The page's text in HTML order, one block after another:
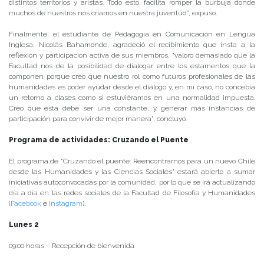
distintos territorios y aristas. Todo esto, facilita romper la burbuja donde
muchos de nuestros nos criamos en nuestra juventud”, expuso.
Finalmente, el estudiante de Pedagogía en Comunicación en Lengua
Inglesa, Nicolás Bahamonde, agradeció el recibimiento que insta a la
reflexión y participación activa de sus miembros, “valoro demasiado que la
Facultad nos de la posibilidad de dialogar entre los estamentos que la
componen porque creo que nuestro rol como futuros profesionales de las
humanidades es poder ayudar desde el diálogo y, en mi caso, no concebía
un retorno a clases como si estuviéramos en una normalidad impuesta.
Creo que ésta debe ser una constante, y generar más instancias de
participación para convivir de mejor manera”, concluyó.
Programa de actividades: Cruzando el Puente
El programa de “Cruzando el puente: Reencontrarnos para un nuevo Chile
desde las Humanidades y las Ciencias Sociales” estará abierto a sumar
iniciativas autoconvocadas por la comunidad, por lo que se irá actualizando
día a día en las redes sociales de la Facultad de Filosofía y Humanidades
(Facebook e Instagram).
Lunes 2
09:00 horas – Recepción de bienvenida